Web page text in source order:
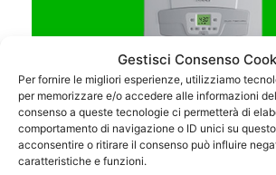
Gestisci Consenso
Per fornire le migliori esperienze, utilizziamo
per memorizzare e/o accedere alle informazioni
consenso a queste tecnologie ci permetterà di
comportamento di navigazione o ID unici su
acconsentire o ritirare il consenso può influire
caratteristiche e funzioni.